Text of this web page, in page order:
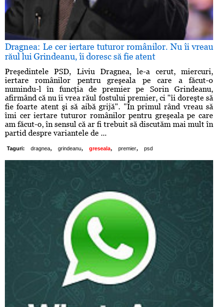
Dragnea: Le cer iertare tuturor românilor. Nu îi vreau
răul lui Grindeanu, îi doresc să fie atent
Preşedintele PSD, Liviu Dragnea, le-a cerut, miercuri,
iertare românilor pentru greşeala pe care a făcut-o
numindu-l în funcţia de premier pe Sorin Grindeanu,
afirmând că nu îi vrea răul fostului premier, ci "îi doreşte să
fie foarte atent şi să aibă grijă". "În primul rând vreau să
îmi cer iertare tuturor românilor pentru greşeala pe care
am făcut-o, în sensul că ar fi trebuit să discutăm mai mult în
partid despre variantele de ...
Taguri: dragnea, grindeanu, greseala, premier, psd